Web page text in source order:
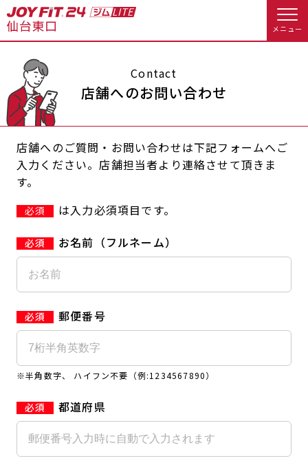
メニュー
店舗トップ
会員の方へトップ
会員様へのお知らせ
オプション料金
店舗情報・サービス よくあるご質問
店舗へのお問い合わせ
入会するトップ
Appで入会手続き料金・サービス等詳しく見る
入会を悩まれている方へトップ
キャンペーン
JOYFIT24
JOYFIT+ 店舗を探す
Contact
店舗へのお問い合わせ
店舗へのご質問・お問い合わせは下記フォームへご
入力ください。店舗担当者より連絡させて頂きま
す。
必須
は入力必須項目です。
お名前（フルネーム）
郵便番号
※半角数字、 ハイフン不要（例:1234567890）
都道府県